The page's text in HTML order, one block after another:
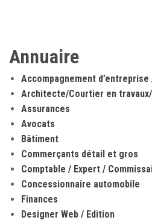
Annuaire
Accompagnement
Architecte/Courtier en
Assurances
Avocats
Bâtiment
Commerçants détail et gros
Comptable / Expert /
Concessionnaire automobile
Finances
Designer Web / Edition